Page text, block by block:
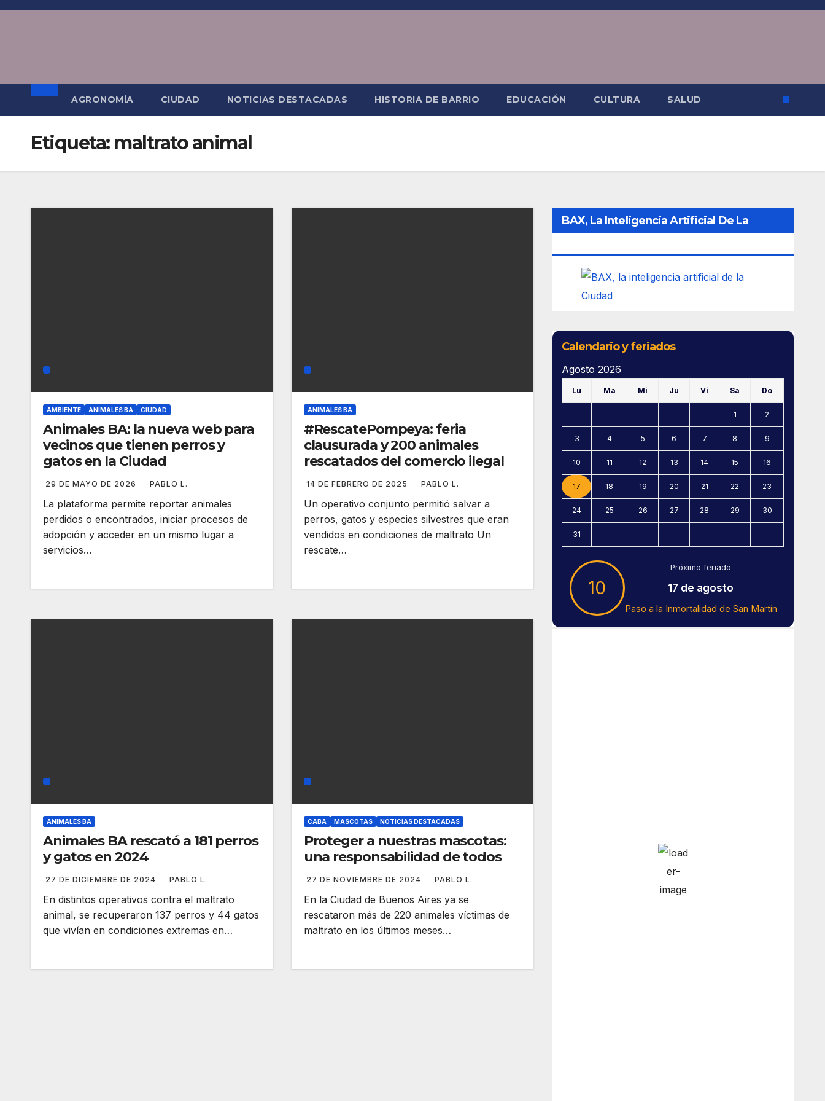
Saltar
AGRONOMÍA CIUDAD NOTICIAS DESTACADAS HISTORIA DE BARRIO EDUCACIÓN CULTURA SALUD
Etiqueta: maltrato animal
AMBIENTE ANIMALES BA CIUDAD
Animales BA: la nueva web para
vecinos que tienen perros y
gatos en la Ciudad
29 DE MAYO DE 2026 PABLO L.
La plataforma permite reportar animales
perdidos o encontrados, iniciar procesos de
adopción y acceder en un mismo lugar a
servicios…
ANIMALES BA
#RescatePompeya: feria
clausurada y 200 animales
rescatados del comercio ilegal
14 DE FEBRERO DE 2025 PABLO L.
Un operativo conjunto permitió salvar a
perros, gatos y especies silvestres que eran
vendidos en condiciones de maltrato Un
rescate…
ANIMALES BA
Animales BA rescató a 181 perros
y gatos en 2024
27 DE DICIEMBRE DE 2024 PABLO L.
En distintos operativos contra el maltrato
animal, se recuperaron 137 perros y 44 gatos
que vivían en condiciones extremas en…
CABA MASCOTAS NOTICIAS DESTACADAS
Proteger a nuestras mascotas:
una responsabilidad de todos
27 DE NOVIEMBRE DE 2024 PABLO L.
En la Ciudad de Buenos Aires ya se
rescataron más de 220 animales víctimas de
maltrato en los últimos meses…
BAX, La Inteligencia Artificial De La
Calendario y feriados
Agosto 2026
Lu Ma Mi Ju Vi Sa Do
1 2
3 4 5 6 7 8 9
10 11 12 13 14 15 16
17 18 19 20 21 22 23
24 25 26 27 28 29 30
31
10
Próximo feriado
17 de agosto
Paso a la Inmortalidad de San Martín